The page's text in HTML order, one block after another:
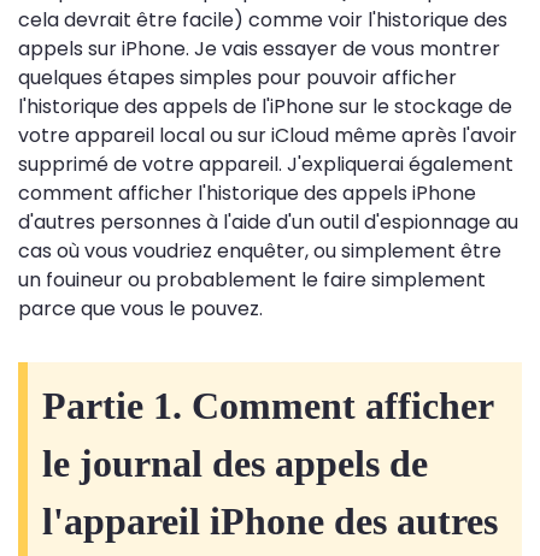
cela devrait être facile) comme voir l'historique des
appels sur iPhone. Je vais essayer de vous montrer
quelques étapes simples pour pouvoir afficher
l'historique des appels de l'iPhone sur le stockage de
votre appareil local ou sur iCloud même après l'avoir
supprimé de votre appareil. J'expliquerai également
comment afficher l'historique des appels iPhone
d'autres personnes à l'aide d'un outil d'espionnage au
cas où vous voudriez enquêter, ou simplement être
un fouineur ou probablement le faire simplement
parce que vous le pouvez.
Partie 1. Comment afficher
le journal des appels de
l'appareil iPhone des autres